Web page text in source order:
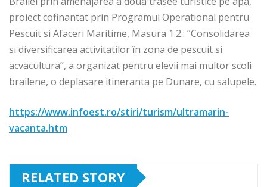
proiect cofinantat prin Programul Operational pentru
Pescuit si Afaceri Maritime, Masura 1.2.: ”Consolidarea
si diversificarea activitatilor în zona de pescuit si
acvacultura”, a organizat pentru elevii mai multor scoli
brailene, o deplasare itineranta pe Dunare, cu salupele.
https://www.infoest.ro/stiri/turism/ultramarin-
vacanta.htm
RELATED STORY